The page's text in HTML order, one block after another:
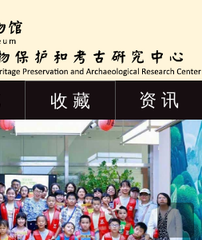
收 藏 资 讯